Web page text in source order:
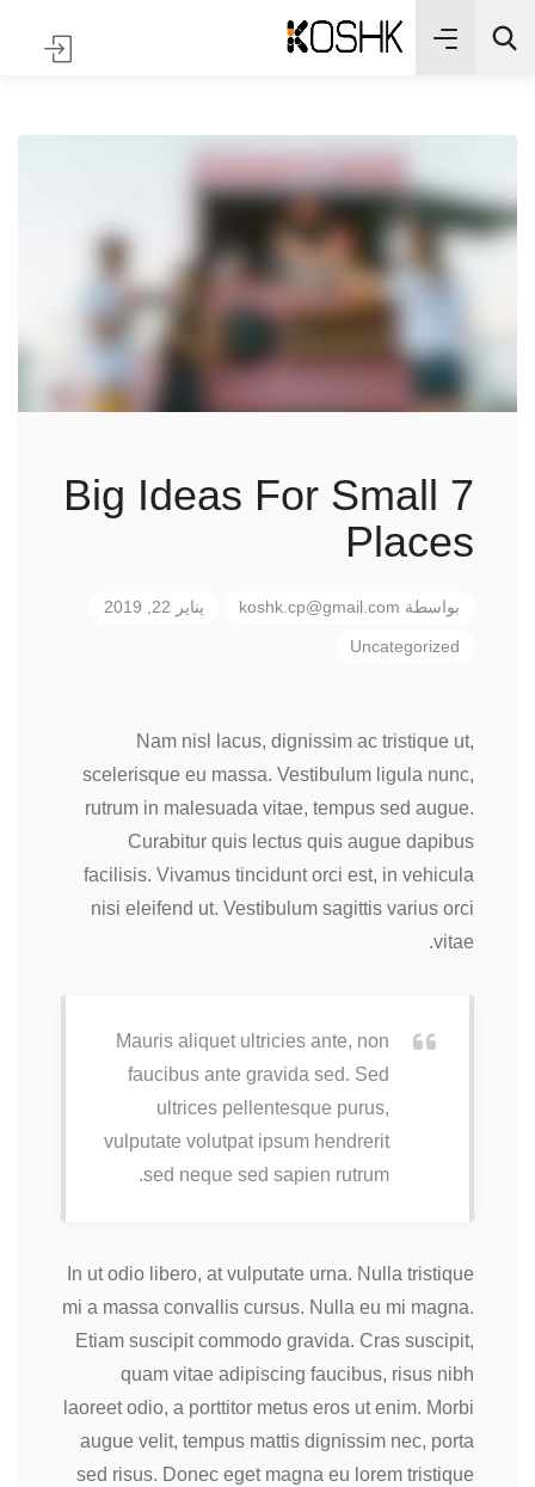
7 Big Ideas For Small
Places
بواسطة koshk.cp@gmail.com يناير 22, 2019
Uncategorized
Nam nisl lacus, dignissim ac tristique ut,
scelerisque eu massa. Vestibulum ligula nunc,
rutrum in malesuada vitae, tempus sed augue.
Curabitur quis lectus quis augue dapibus
facilisis. Vivamus tincidunt orci est, in vehicula
nisi eleifend ut. Vestibulum sagittis varius orci
vitae.
Mauris aliquet ultricies ante, non
faucibus ante gravida sed. Sed
ultrices pellentesque purus,
vulputate volutpat ipsum hendrerit
sed neque sed sapien rutrum.
In ut odio libero, at vulputate urna. Nulla tristique
mi a massa convallis cursus. Nulla eu mi magna.
Etiam suscipit commodo gravida. Cras suscipit,
quam vitae adipiscing faucibus, risus nibh
laoreet odio, a porttitor metus eros ut enim. Morbi
augue velit, tempus mattis dignissim nec, porta
sed risus. Donec eget magna eu lorem tristique